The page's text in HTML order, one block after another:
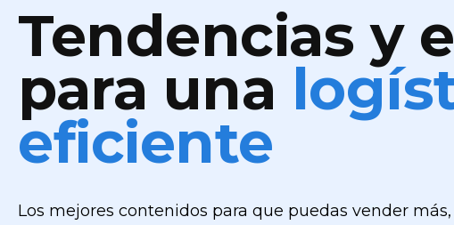
Tendencias y
para una
eficiente
Los mejores contenidos para que puedas vender